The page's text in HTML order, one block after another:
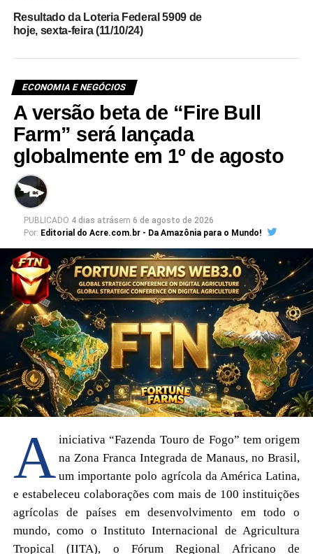
Resultado da Loteria Federal 5909 de
hoje, sexta-feira (11/10/24)
ECONOMIA E NEGÓCIOS
A versão beta de “Fire Bull
Farm” será lançada
globalmente em 1º de agosto
PUBLICADO 4 dias atrásem 6 de agosto de 2026
Por: Editorial do Acre.com.br - Da Amazônia para o Mundo!
A iniciativa “Fazenda Touro de Fogo” tem origem
na Zona Franca Integrada de Manaus, no Brasil,
um importante polo agrícola da América Latina,
e estabeleceu colaborações com mais de 100 instituições
agrícolas de países em desenvolvimento em todo o
mundo, como o Instituto Internacional de Agricultura
Tropical (IITA), o Fórum Regional Africano de